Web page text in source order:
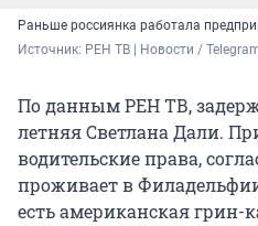
Раньше россиянка работала
Источник: РЕН ТВ | Новости /
По данным РЕН ТВ,
летняя Светлана Дали.
водительские права,
проживает в
есть американская грин-